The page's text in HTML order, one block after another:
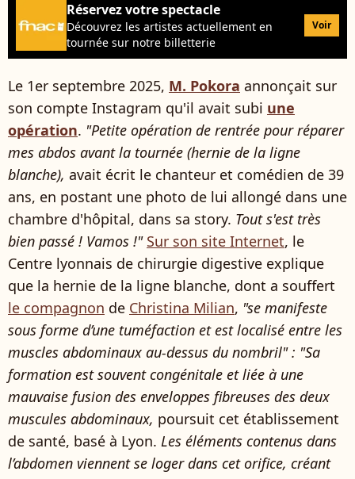
Réservez votre spectacle
Découvrez les artistes actuellement en
tournée sur notre billetterie
Voir
Le 1er septembre 2025, M. Pokora annonçait sur
son compte Instagram qu'il avait subi une
opération. "Petite opération de rentrée pour réparer
mes abdos avant la tournée (hernie de la ligne
blanche), avait écrit le chanteur et comédien de 39
ans, en postant une photo de lui allongé dans une
chambre d'hôpital, dans sa story. Tout s'est très
bien passé ! Vamos !" Sur son site Internet, le
Centre lyonnais de chirurgie digestive explique
que la hernie de la ligne blanche, dont a souffert
le compagnon de Christina Milian, "se manifeste
sous forme d’une tuméfaction et est localisé entre les
muscles abdominaux au-dessus du nombril" : "Sa
formation est souvent congénitale et liée à une
mauvaise fusion des enveloppes fibreuses des deux
muscules abdominaux, poursuit cet établissement
de santé, basé à Lyon. Les éléments contenus dans
l’abdomen viennent se loger dans cet orifice, créant